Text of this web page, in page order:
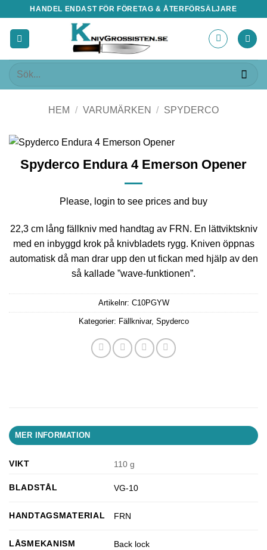
content
HANDEL ENDAST FÖR FÖRETAG & ÅTERFÖRSÄLJARE
Sök
HEM / VARUMÄRKEN / SPYDERCO
Spyderco Endura 4 Emerson Opener
Please, login to see prices and buy
22,3 cm lång fällkniv med handtag av FRN. En lättviktskniv
med en inbyggd krok på knivbladets rygg. Kniven öppnas
automatisk då man drar upp den ut fickan med hjälp av den
så kallade ”wave-funktionen”.
Artikelnr: C10PGYW
Kategorier: Fällknivar, Spyderco
MER INFORMATION
VIKT 110 g
BLADSTÅL VG-10
HANDTAGSMATERIAL FRN
LÅSMEKANISM Back lock